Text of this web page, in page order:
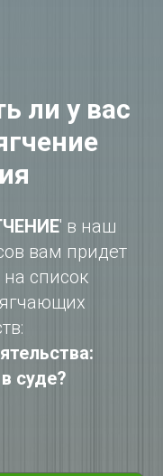
ли у вас
' в наш
вам придет
список
суде?